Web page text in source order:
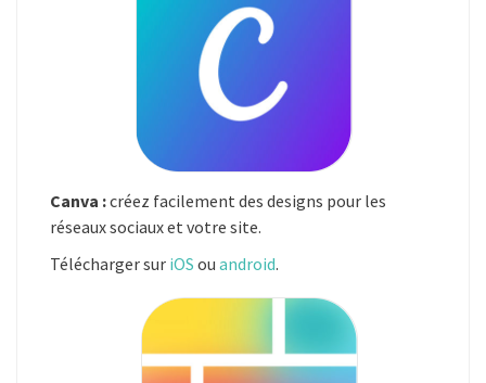
Canva :créez facilement des designs pour les
réseaux sociaux et votre site.
Télécharger sur iOS ou android.